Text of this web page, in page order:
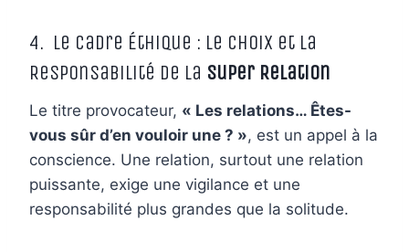
4. Le Cadre Éthique : Le Choix et la
Responsabilité de la Super Relation
Le titre provocateur, « Les relations… Êtes-
vous sûr d’en vouloir une ? », est un appel à la
conscience. Une relation, surtout une relation
puissante, exige une vigilance et une
responsabilité plus grandes que la solitude.